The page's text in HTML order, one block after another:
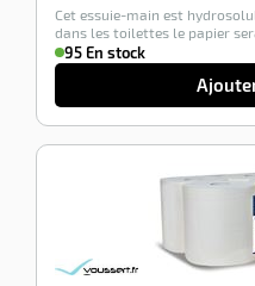
HT
Cet essuie-main est
dans les toilettes le papier
95 En stock